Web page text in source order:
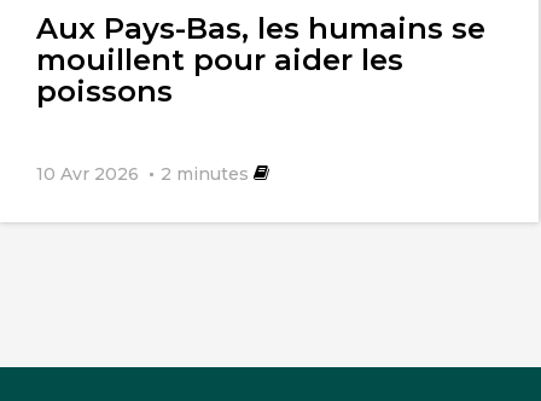
Aux Pays-Bas, les humains se
mouillent pour aider les
poissons
10 Avr 2026 2 minutes